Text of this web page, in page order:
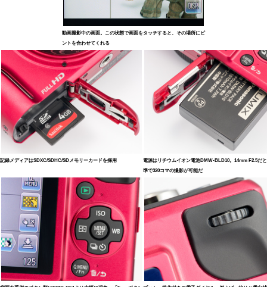
動画撮影中の画面。この状態で画面をタッチすると、その場所にピ
ントを合わせてくれる
記録メディアはSDXC/SDHC/SDメモリーカードを採用
電源はリチウムイオン電池DMW-BLD10。14mm F2.5だ
準で320コマの撮影が可能だ